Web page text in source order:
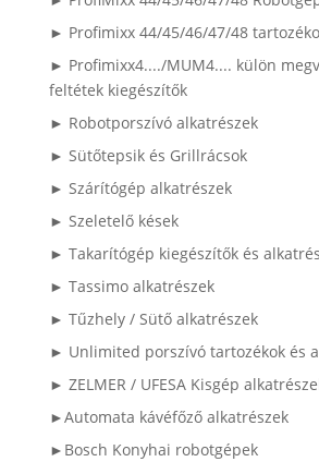
► Profimixx 44/45/46/47/48
► Profimixx4..../MUM4.... külön
feltétek kiegészítők
► Robotporszívó alkatrészek
► Sütőtepsik és Grillrácsok
► Szárítógép alkatrészek
► Szeletelő kések
► Takarítógép kiegészítők és
► Tassimo alkatrészek
► Tűzhely / Sütő alkatrészek
► Unlimited porszívó tartozékok és
► ZELMER / UFESA Kisgép
►Automata kávéfőző alkatrészek
►Bosch Konyhai robotgépek